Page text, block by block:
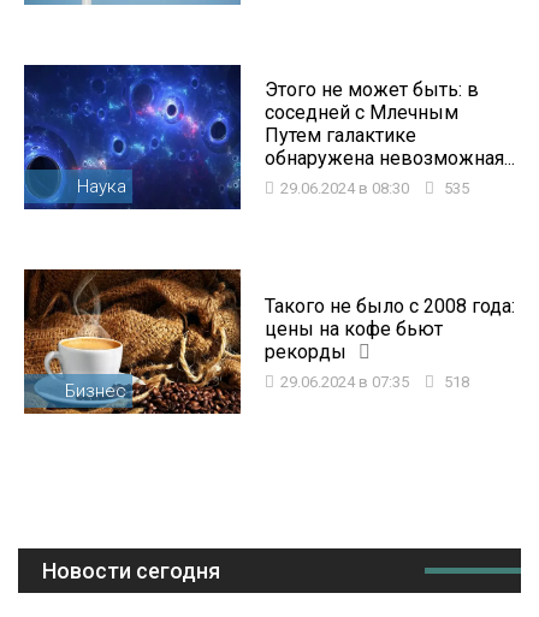
Наука
Этого не может быть: в
соседней с Млечным
Путем галактике
обнаружена невозможная...
29.06.2024 в 08:30 535
Бизнес
Такого не было с 2008 года:
цены на кофе бьют
рекорды
29.06.2024 в 07:35 518
Новости сегодня